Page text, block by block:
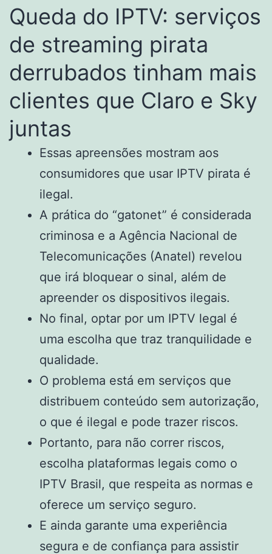
Queda do IPTV: serviços
de streaming pirata
derrubados tinham mais
clientes que Claro e Sky
juntas
Essas apreensões mostram aos
consumidores que usar IPTV pirata é
ilegal.
A prática do “gatonet” é considerada
criminosa e a Agência Nacional de
Telecomunicações (Anatel) revelou
que irá bloquear o sinal, além de
apreender os dispositivos ilegais.
No final, optar por um IPTV legal é
uma escolha que traz tranquilidade e
qualidade.
O problema está em serviços que
distribuem conteúdo sem autorização,
o que é ilegal e pode trazer riscos.
Portanto, para não correr riscos,
escolha plataformas legais como o
IPTV Brasil, que respeita as normas e
oferece um serviço seguro.
E ainda garante uma experiência
segura e de confiança para assistir